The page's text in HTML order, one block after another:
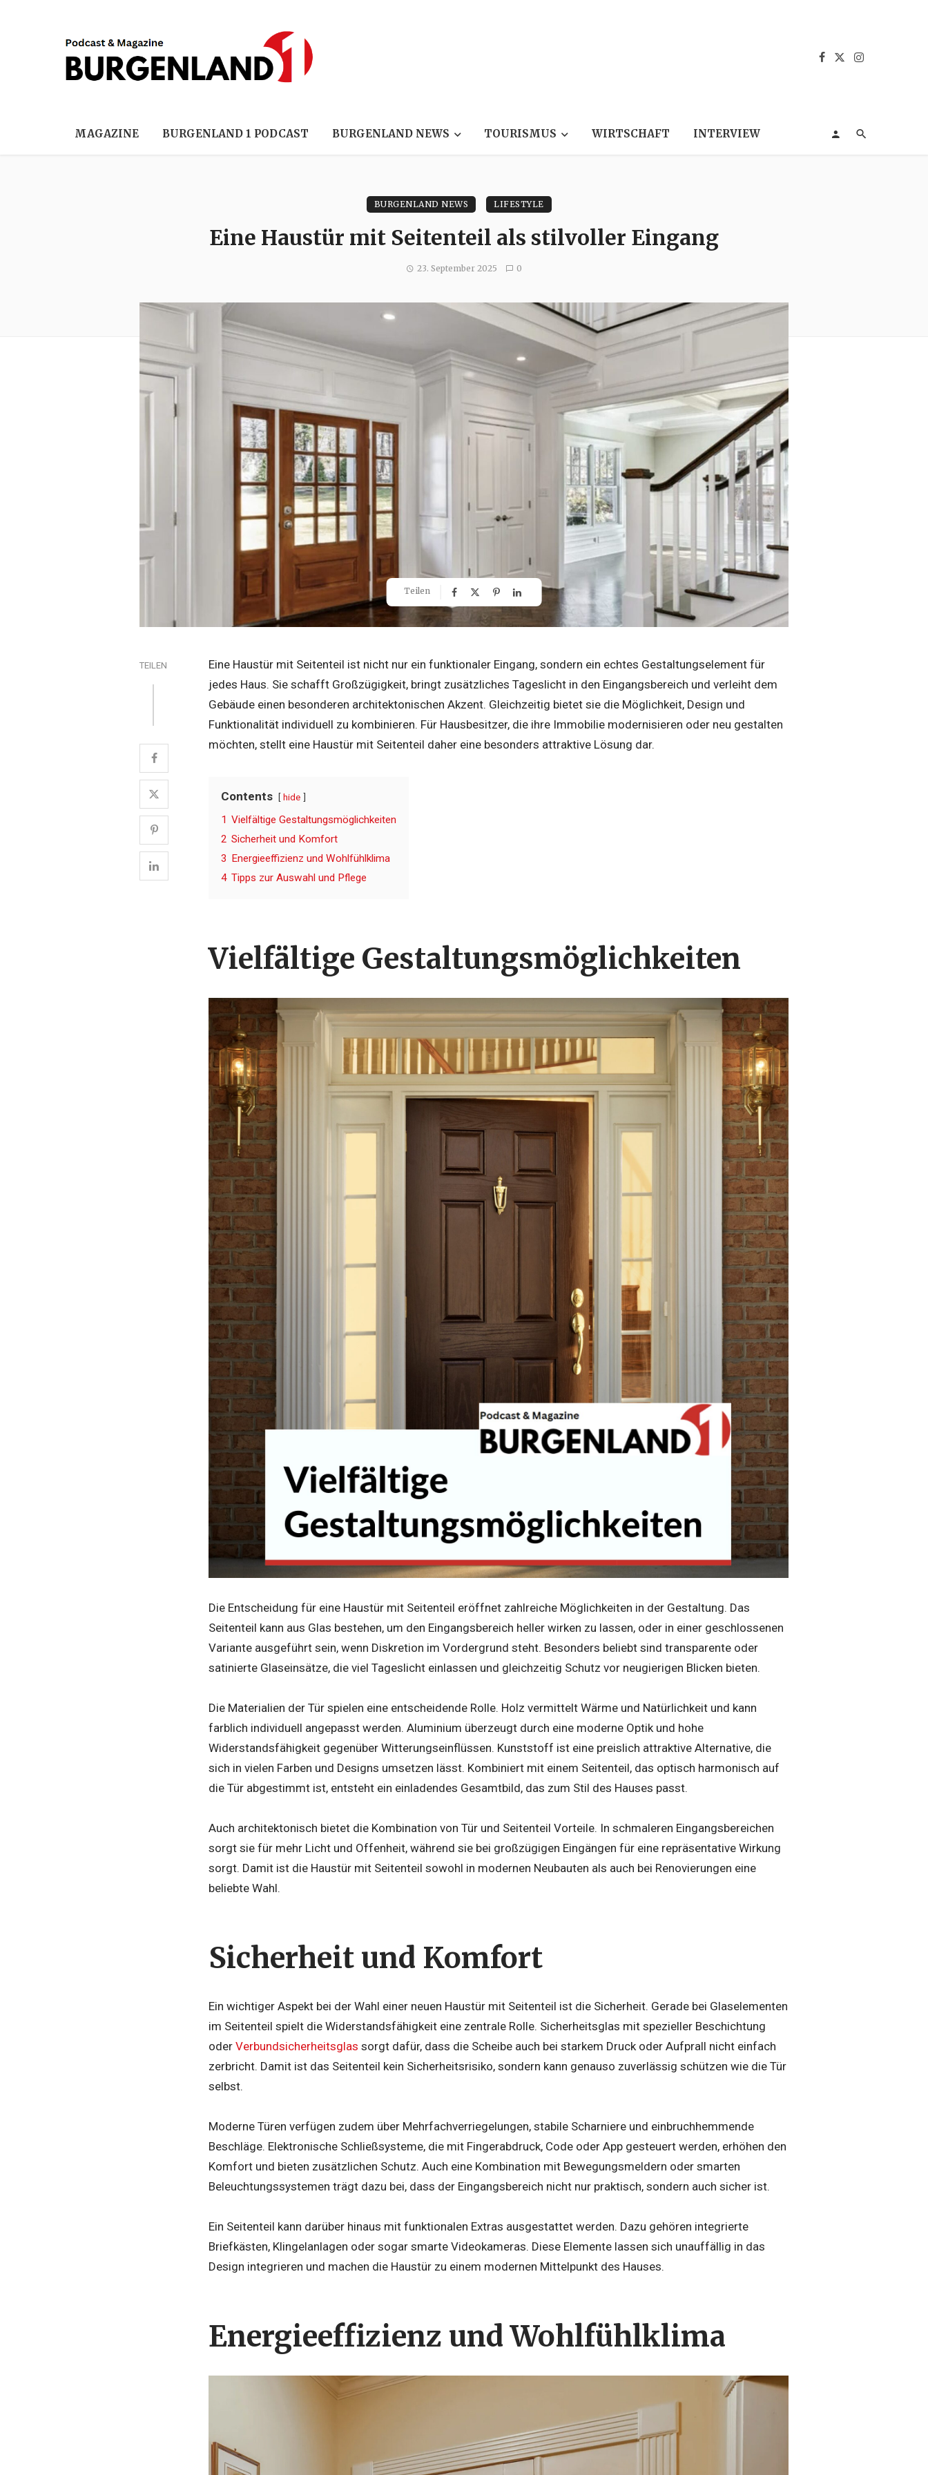
MAGAZINE BURGENLAND 1 PODCAST BURGENLAND NEWS TOURISMUS WIRTSCHAFT INTERVIEW
BURGENLAND NEWS LIFESTYLE
Eine Haustür mit Seitenteil als stilvoller Eingang
23. September 2025 0
Teilen
TEILEN
Eine Haustür mit Seitenteil ist nicht nur ein funktionaler Eingang, sondern ein echtes Gestaltungselement für
jedes Haus. Sie schafft Großzügigkeit, bringt zusätzliches Tageslicht in den Eingangsbereich und verleiht dem
Gebäude einen besonderen architektonischen Akzent. Gleichzeitig bietet sie die Möglichkeit, Design und
Funktionalität individuell zu kombinieren. Für Hausbesitzer, die ihre Immobilie modernisieren oder neu gestalten
möchten, stellt eine Haustür mit Seitenteil daher eine besonders attraktive Lösung dar.
Contents hide
1 Vielfältige Gestaltungsmöglichkeiten
2 Sicherheit und Komfort
3 Energieeffizienz und Wohlfühlklima
4 Tipps zur Auswahl und Pflege
Vielfältige Gestaltungsmöglichkeiten
Die Entscheidung für eine Haustür mit Seitenteil eröffnet zahlreiche Möglichkeiten in der Gestaltung. Das
Seitenteil kann aus Glas bestehen, um den Eingangsbereich heller wirken zu lassen, oder in einer geschlossenen
Variante ausgeführt sein, wenn Diskretion im Vordergrund steht. Besonders beliebt sind transparente oder
satinierte Glaseinsätze, die viel Tageslicht einlassen und gleichzeitig Schutz vor neugierigen Blicken bieten.
Die Materialien der Tür spielen eine entscheidende Rolle. Holz vermittelt Wärme und Natürlichkeit und kann
farblich individuell angepasst werden. Aluminium überzeugt durch eine moderne Optik und hohe
Widerstandsfähigkeit gegenüber Witterungseinflüssen. Kunststoff ist eine preislich attraktive Alternative, die
sich in vielen Farben und Designs umsetzen lässt. Kombiniert mit einem Seitenteil, das optisch harmonisch auf
die Tür abgestimmt ist, entsteht ein einladendes Gesamtbild, das zum Stil des Hauses passt.
Auch architektonisch bietet die Kombination von Tür und Seitenteil Vorteile. In schmaleren Eingangsbereichen
sorgt sie für mehr Licht und Offenheit, während sie bei großzügigen Eingängen für eine repräsentative Wirkung
sorgt. Damit ist die Haustür mit Seitenteil sowohl in modernen Neubauten als auch bei Renovierungen eine
beliebte Wahl.
Sicherheit und Komfort
Ein wichtiger Aspekt bei der Wahl einer neuen Haustür mit Seitenteil ist die Sicherheit. Gerade bei Glaselementen
im Seitenteil spielt die Widerstandsfähigkeit eine zentrale Rolle. Sicherheitsglas mit spezieller Beschichtung
oder Verbundsicherheitsglas sorgt dafür, dass die Scheibe auch bei starkem Druck oder Aufprall nicht einfach
zerbricht. Damit ist das Seitenteil kein Sicherheitsrisiko, sondern kann genauso zuverlässig schützen wie die Tür
selbst.
Moderne Türen verfügen zudem über Mehrfachverriegelungen, stabile Scharniere und einbruchhemmende
Beschläge. Elektronische Schließsysteme, die mit Fingerabdruck, Code oder App gesteuert werden, erhöhen den
Komfort und bieten zusätzlichen Schutz. Auch eine Kombination mit Bewegungsmeldern oder smarten
Beleuchtungssystemen trägt dazu bei, dass der Eingangsbereich nicht nur praktisch, sondern auch sicher ist.
Ein Seitenteil kann darüber hinaus mit funktionalen Extras ausgestattet werden. Dazu gehören integrierte
Briefkästen, Klingelanlagen oder sogar smarte Videokameras. Diese Elemente lassen sich unauffällig in das
Design integrieren und machen die Haustür zu einem modernen Mittelpunkt des Hauses.
Energieeffizienz und Wohlfühlklima